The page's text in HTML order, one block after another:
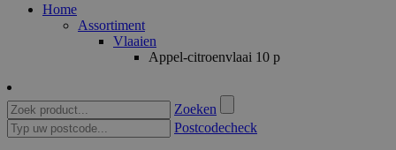
Home
Assortiment
Vlaaien
Appel-citroenvlaai 10 p
Zoeken
Postcodecheck